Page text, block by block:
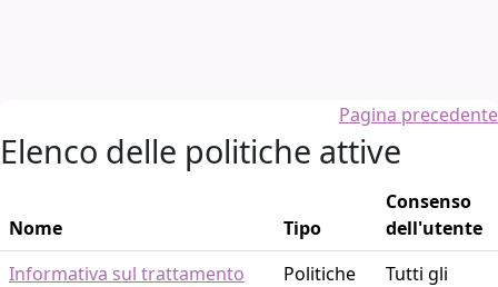
Pagina precedente
Elenco delle politiche attive
Nome Tipo
Consenso
dell'utente
Informativa sul trattamento
Politiche
Tutti gli